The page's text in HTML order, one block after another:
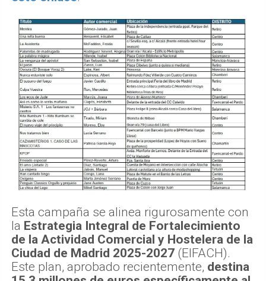
Esta campaña se alinea rigurosamente con
la Estrategia Integral de Fortalecimiento
de la Actividad Comercial y Hostelera de la
Ciudad de Madrid 2025-2027 (EIFACH).
Este plan, aprobado recientemente, destina